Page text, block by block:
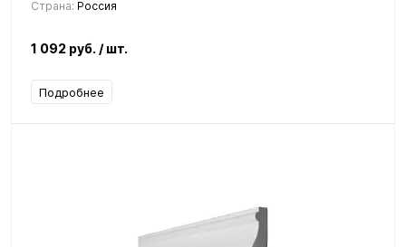
Страна: Россия
1 092 руб. / шт.
Подробнее